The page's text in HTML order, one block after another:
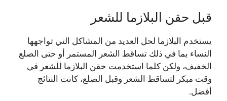
قبل حقن البلازما للشعر
يستخدم البلازما لحل العديد من المشاكل التي تواجهها
النساء بما في ذلك تساقط الشعر المستمر أو حتى الصلع
الخفيف، ولكن كلما استخدمت حقن البلازما للشعر في
وقت مبكر لتساقط الشعر وقبل الصلع، كانت النتائج
أفضل.